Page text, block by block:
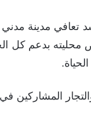
مدينة مدني
بدعم كل
المشاركين